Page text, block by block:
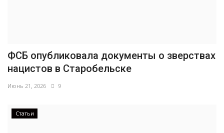
ФСБ опубликовала документы о зверствах
нацистов в Старобельске
Июнь 21, 2026 9
Статьи